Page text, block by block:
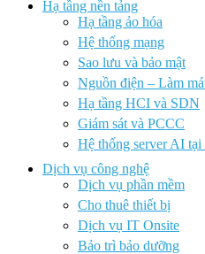
Hạ tầng nền tảng
Hạ tầng ảo hóa
Hệ thống mạng
Sao lưu và bảo mật
Nguồn điện – Làm
Hạ tầng HCI và SDN
Giám sát và PCCC
Hệ thống server AI tại
Dịch vụ công nghệ
Dịch vụ phần mềm
Cho thuê thiết bị
Dịch vụ IT Onsite
Bảo trì bảo dưỡng